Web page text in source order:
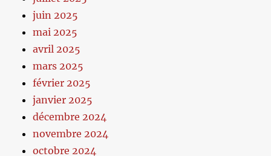
juin 2025
mai 2025
avril 2025
mars 2025
février 2025
janvier 2025
décembre 2024
novembre 2024
octobre 2024